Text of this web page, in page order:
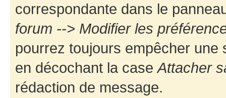
correspondante dans le
forum --> Modifier les
pourrez toujours empêcher une
en décochant la caseAttacher
rédaction de message.